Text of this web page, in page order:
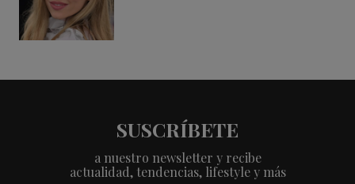
SUSCRÍBETE
a nuestro newsletter y recibe
actualidad, tendencias, lifestyle y más